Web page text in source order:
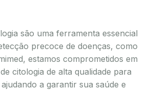
são uma ferramenta essencial
precoce de doenças, como
estamos comprometidos em
citologia de alta qualidade para
a garantir sua saúde e